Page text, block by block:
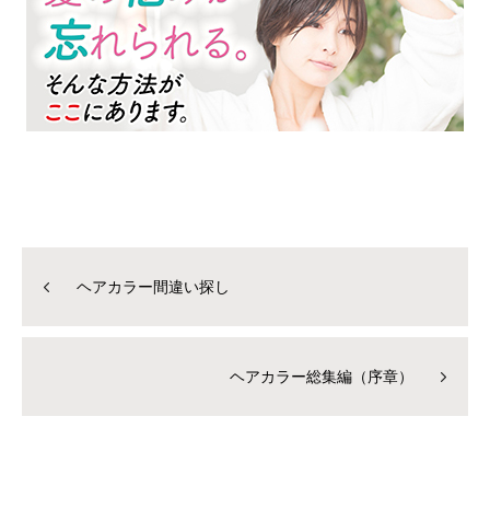
ヘアカラー間違い探し
ヘアカラー総集編（序章）